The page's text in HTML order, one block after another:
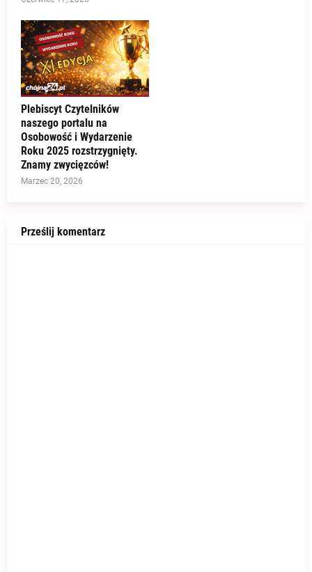
Plebiscyt Czytelników
naszego portalu na
Osobowość i Wydarzenie
Roku 2025 rozstrzygnięty.
Znamy zwycięzców!
Marzec 20, 2026
Prześlij komentarz